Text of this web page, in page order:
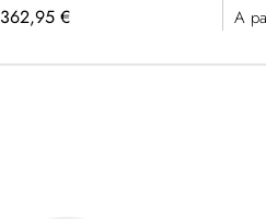
362,95 € A